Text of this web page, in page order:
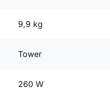
9,9 kg
Tower
260 W